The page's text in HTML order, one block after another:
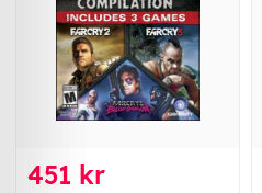
451 kr